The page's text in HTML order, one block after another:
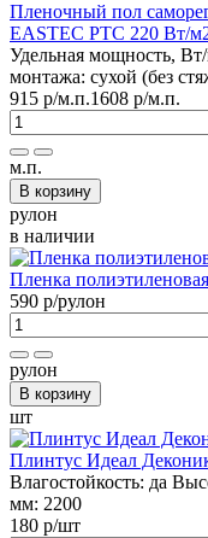
Пленочный пол
EASTEC PTC 220 Вт/
Удельная мощность,
монтажа: сухой (без
915 р/м.п.1608 р/м.п.
м.п.
В корзину
рулон
в наличии
Пленка
590 р/рулон
рулон
В корзину
шт
Плинтус Идеал
Влагостойкость: да
мм: 2200
180 р/шт